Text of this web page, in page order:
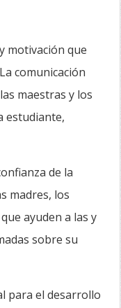
motivación que
comunicación
maestras y los
estudiante,
de la
madres, los
ayuden a las y
sobre su
para el desarrollo